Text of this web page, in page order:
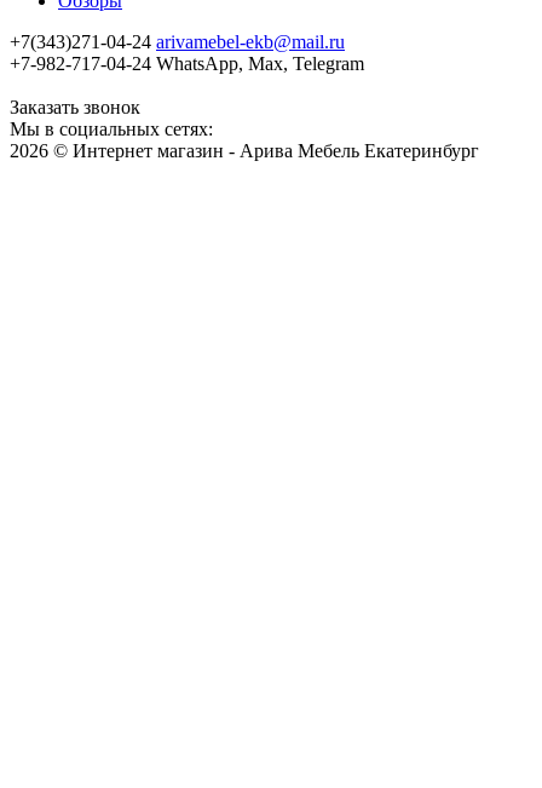
+7(343)271-04-24 arivamebel-ekb@mail.ru
+7-982-717-04-24 WhatsApp, Max, Telegram
Заказать звонок
Мы в социальных сетях:
2026 © Интернет магазин - Арива Мебель Екатеринбург